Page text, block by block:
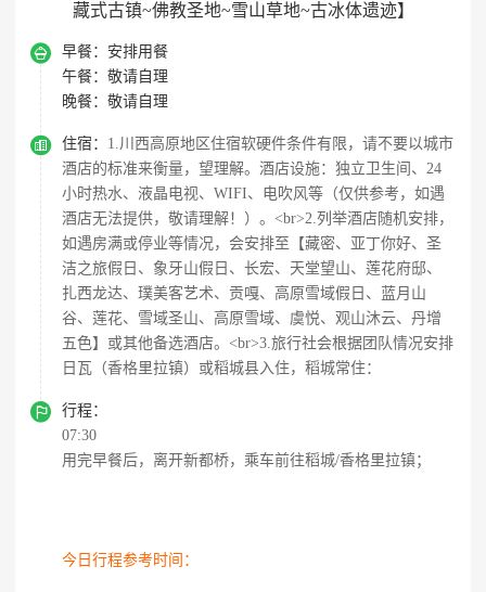
藏式古镇~佛教圣地~雪山草地~古冰体遗迹】
 早餐： 安排用餐
午餐： 敬请自理
晚餐： 敬请自理
 住宿： 1.川西高原地区住宿软硬件条件有限，请不要以城市
酒店的标准来衡量，望理解。酒店设施：独立卫生间、24
小时热水、液晶电视、WIFI、电吹风等（仅供参考，如遇
酒店无法提供，敬请理解！）。<br>2.列举酒店随机安排，
如遇房满或停业等情况，会安排至【藏密、亚丁你好、圣
洁之旅假日、象牙山假日、长宏、天堂望山、莲花府邸、
扎西龙达、璞美客艺术、贡嘎、高原雪域假日、蓝月山
谷、莲花、雪域圣山、高原雪域、虞悦、观山沐云、丹增
五色】或其他备选酒店。<br>3.旅行社会根据团队情况安排
日瓦（香格里拉镇）或稻城县入住，稻城常住：

行程：
07:30
用完早餐后，离开新都桥，乘车前往稻城/香格里拉镇；
今日行程参考时间：